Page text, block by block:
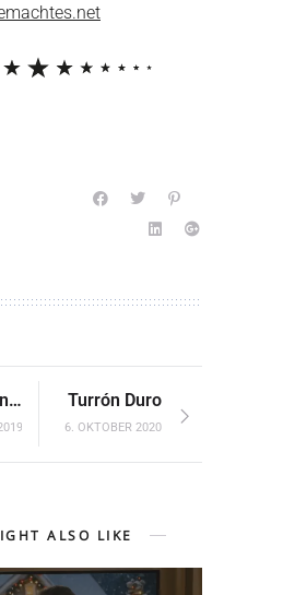
In der Weihnachtsbäckerei: Winterliche Bücher Turrón Duro
6. OKTOBER 2020
ALSO LIKE